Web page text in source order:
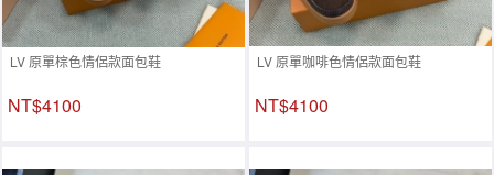
LV 原單棕色情侶款面包鞋
NT$4100
LV 原單咖啡色情侶款面包鞋
NT$4100